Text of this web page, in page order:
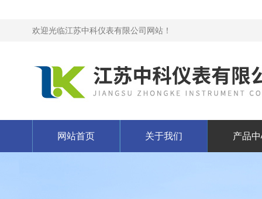
欢迎光临江苏中科仪表有限公司网站！
网站首页 关于我们 产品